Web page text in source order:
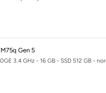
Gen 5
3.4 GHz - 16 GB - SSD 512 GB -